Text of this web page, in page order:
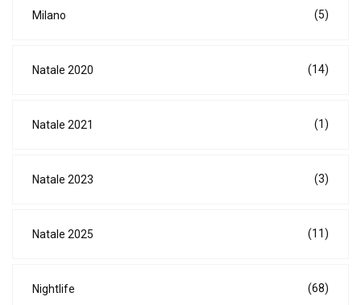
Milano (5)
Natale 2020 (14)
Natale 2021 (1)
Natale 2023 (3)
Natale 2025 (11)
Nightlife (68)